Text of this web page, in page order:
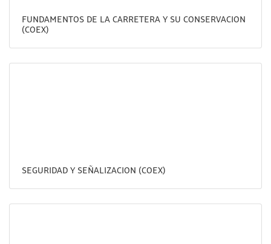
FUNDAMENTOS DE LA CARRETERA Y SU CONSERVACION
(COEX)
SEGURIDAD Y SEÑALIZACION (COEX)